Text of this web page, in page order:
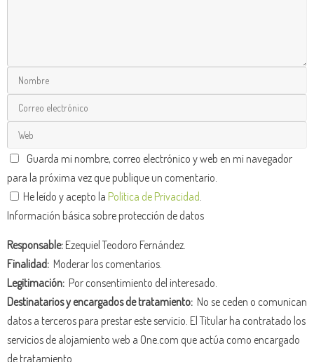
Guarda mi nombre, correo electrónico y web en mi navegador
para la próxima vez que publique un comentario.
He leído y acepto la Política de Privacidad
Información básica sobre protección de datos
Responsable:Ezequiel Teodoro Fernández.
Finalidad: Moderar los comentarios.
Legitimación: Por consentimiento del interesado.
Destinatarios y encargados de tratamiento: No se ceden o comunican
datos a terceros para prestar este servicio. El Titular ha contratado los
servicios de alojamiento web a One.com que actúa como encargado
de tratamiento.